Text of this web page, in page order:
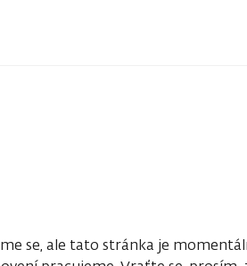
se, ale tato stránka je